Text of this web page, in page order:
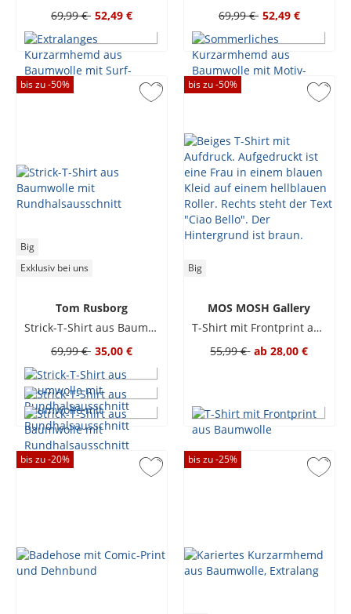
69,99 € 52,49 €
69,99 € 52,49 €
bis zu -50%
Big
Exklusiv bei uns
Tom Rusborg
Strick-T-Shirt aus Baumwolle mit Rundhalsausschnitt
69,99 € 35,00 €
bis zu -50%
Big
MOS MOSH Gallery
T-Shirt mit Frontprint aus Baumwolle
55,99 € ab 28,00 €
bis zu -20% bis zu -25%